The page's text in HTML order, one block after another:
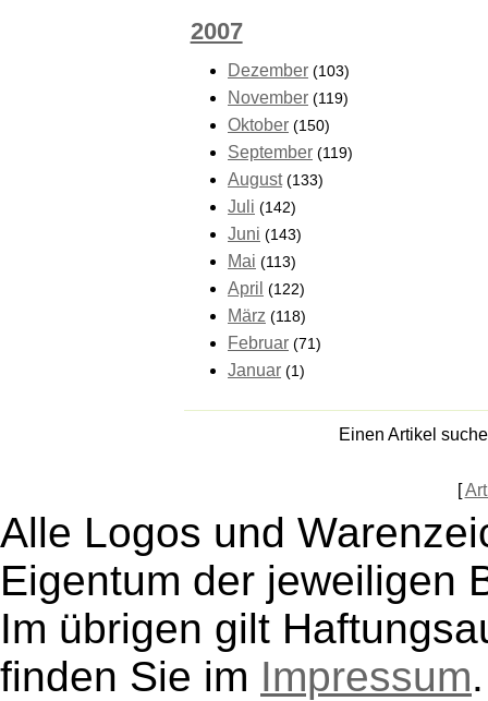
2007
Dezember (103)
November (119)
Oktober (150)
September (119)
August (133)
Juli (142)
Juni (143)
Mai (113)
April (122)
März (118)
Februar (71)
Januar (1)
Einen Artikel
[
Alle Logos und
Eigentum der jeweiligen
Im übrigen gilt
finden Sie im Impressum.